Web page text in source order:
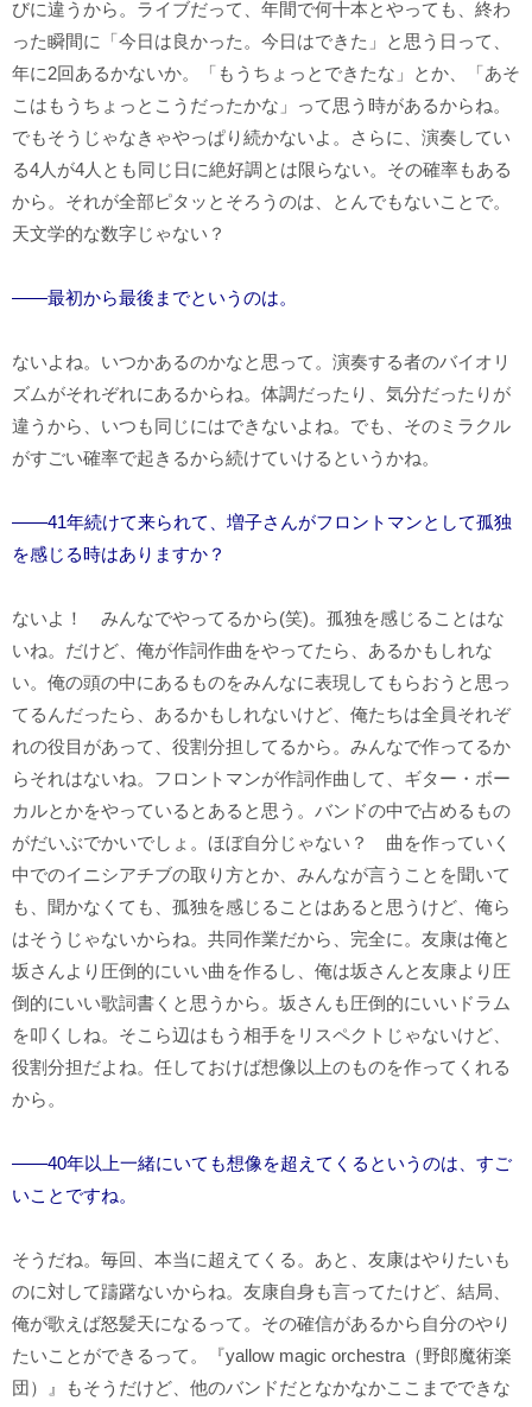
びに違うから。ライブだって、年間で何十本とやっても、終わ
った瞬間に「今日は良かった。今日はできた」と思う日って、
年に2回あるかないか。「もうちょっとできたな」とか、「あそ
こはもうちょっとこうだったかな」って思う時があるからね。
でもそうじゃなきゃやっぱり続かないよ。さらに、演奏してい
る4人が4人とも同じ日に絶好調とは限らない。その確率もある
から。それが全部ピタッとそろうのは、とんでもないことで。
天文学的な数字じゃない？
――最初から最後までというのは。
ないよね。いつかあるのかなと思って。演奏する者のバイオリ
ズムがそれぞれにあるからね。体調だったり、気分だったりが
違うから、いつも同じにはできないよね。でも、そのミラクル
がすごい確率で起きるから続けていけるというかね。
――41年続けて来られて、増子さんがフロントマンとして孤独
を感じる時はありますか？
ないよ！ みんなでやってるから(笑)。孤独を感じることはな
いね。だけど、俺が作詞作曲をやってたら、あるかもしれな
い。俺の頭の中にあるものをみんなに表現してもらおうと思っ
てるんだったら、あるかもしれないけど、俺たちは全員それぞ
れの役目があって、役割分担してるから。みんなで作ってるか
らそれはないね。フロントマンが作詞作曲して、ギター・ボー
カルとかをやっているとあると思う。バンドの中で占めるもの
がだいぶでかいでしょ。ほぼ自分じゃない？ 曲を作っていく
中でのイニシアチブの取り方とか、みんなが言うことを聞いて
も、聞かなくても、孤独を感じることはあると思うけど、俺ら
はそうじゃないからね。共同作業だから、完全に。友康は俺と
坂さんより圧倒的にいい曲を作るし、俺は坂さんと友康より圧
倒的にいい歌詞書くと思うから。坂さんも圧倒的にいいドラム
を叩くしね。そこら辺はもう相手をリスペクトじゃないけど、
役割分担だよね。任しておけば想像以上のものを作ってくれる
から。
――40年以上一緒にいても想像を超えてくるというのは、すご
いことですね。
そうだね。毎回、本当に超えてくる。あと、友康はやりたいも
のに対して躊躇ないからね。友康自身も言ってたけど、結局、
俺が歌えば怒髪天になるって。その確信があるから自分のやり
たいことができるって。『yallow magic orchestra（野郎魔術楽
団）』もそうだけど、他のバンドだとなかなかここまでできな